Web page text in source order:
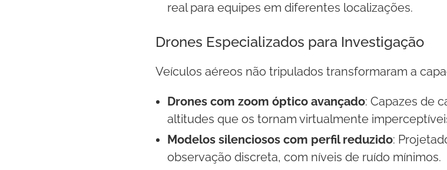
real para equipes em diferentes localizações.
Drones Especializados para Investigação
Veículos aéreos não tripulados transformaram a
Drones com zoom óptico avançado: Capazes de
altitudes que os tornam virtualmente
Modelos silenciosos com perfil reduzido:
observação discreta, com níveis de ruído mínimos.